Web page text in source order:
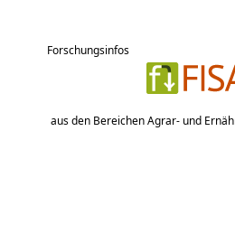
Forschungsinfos
aus den Bereichen Agrar- und